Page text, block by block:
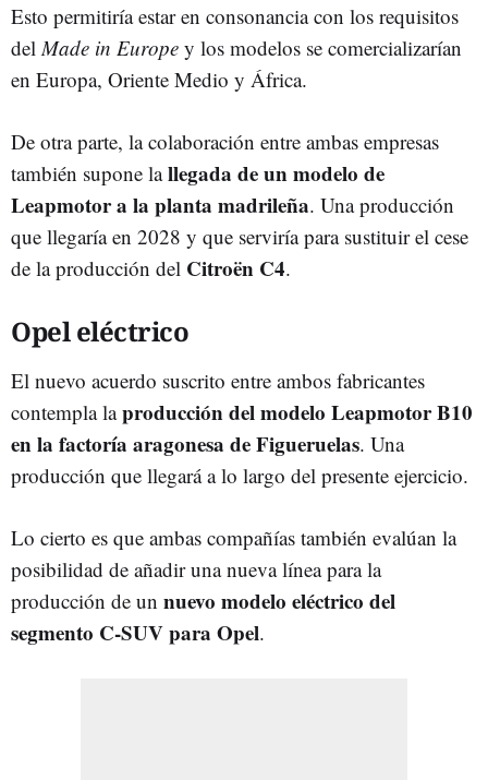
Esto permitiría estar en consonancia con los requisitos
del Made in Europe y los modelos se comercializarían
en Europa, Oriente Medio y África.
De otra parte, la colaboración entre ambas empresas
también supone lallegada de un modelo de
Leapmotor a la planta madrileña. Una producción
que llegaría en 2028 y que serviría para sustituir el cese
de la producción del Citroën C4.
Opel eléctrico
El nuevo acuerdo suscrito entre ambos fabricantes
contempla laproducción del modelo Leapmotor B10
en la factoría aragonesa de Figueruelas. Una
producción que llegará a lo largo del presente ejercicio.
Lo cierto es que ambas compañías también evalúan la
posibilidad de añadir una nueva línea para la
producción de un nuevo modelo eléctrico del
segmento C-SUV para Opel.